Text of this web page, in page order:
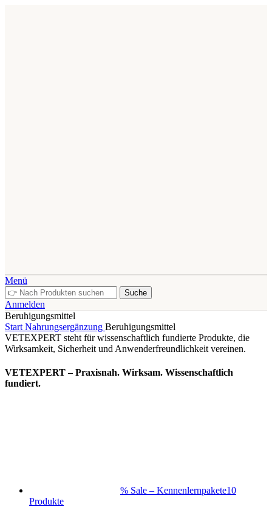
Menü
Suche
Anmelden
Beruhigungsmittel
Start Nahrungsergänzung Beruhigungsmittel
VETEXPERT steht für wissenschaftlich fundierte Produkte, die
Wirksamkeit, Sicherheit und Anwenderfreundlichkeit vereinen.
VETEXPERT – Praxisnah. Wirksam. Wissenschaftlich
fundiert.
% Sale – Kennenlernpakete10
Produkte